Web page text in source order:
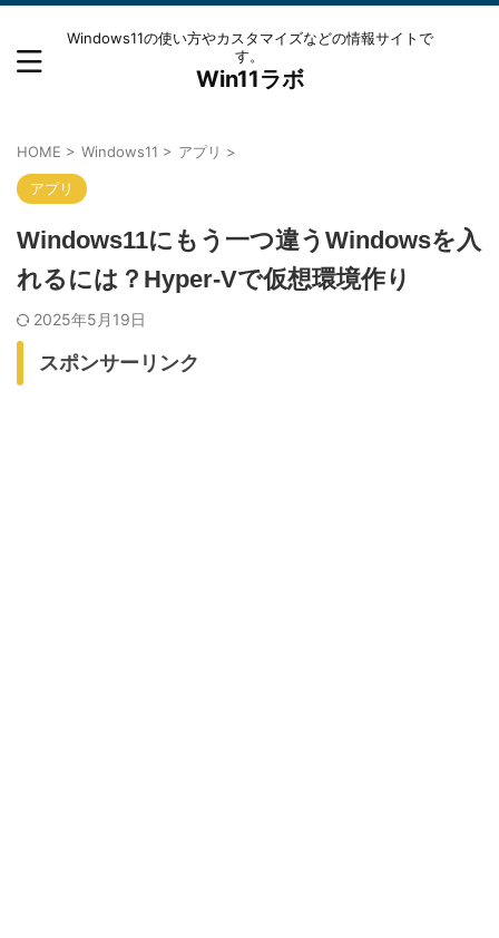
Windows11の使い方やカスタマイズなどの情報サイトで
す。
Win11ラボ
HOME > Windows11 > アプリ >
アプリ
Windows11にもう一つ違うWindowsを入
れるには？Hyper-Vで仮想環境作り
2025年5月19日
スポンサーリンク